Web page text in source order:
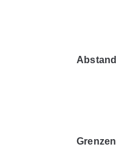
Abstand
Grenzen